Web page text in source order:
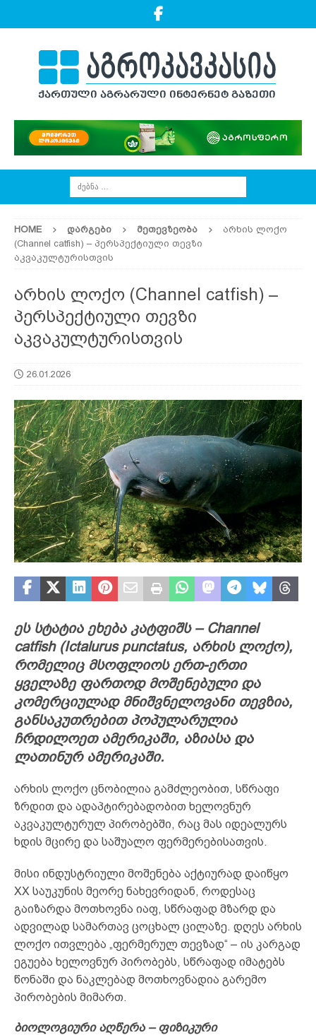
HOME ᲓᲐᲠᲒᲔᲑᲘ ᲛᲔᲗᲔᲕᲖᲔᲝᲑᲐ
არხის ლოქო
(Channel catfish) – პერსპექტიული თევზი
აკვაკულტურისთვის
არხის ლოქო (Channel catfish) –
პერსპექტიული თევზი
აკვაკულტურისთვის
26.01.2026
ეს სტატია ეხება კატფიშს – Channel
catfish (Ictalurus punctatus, არხის ლოქო),
რომელიც მსოფლიოს ერთ-ერთი
ყველაზე ფართოდ მოშენებული და
კომერციულად მნიშვნელოვანი თევზია,
განსაკუთრებით პოპულარულია
ჩრდილოეთ ამერიკაში, აზიასა და
ლათინურ ამერიკაში.
არხის ლოქო ცნობილია გამძლეობით, სწრაფი
ზრდით და ადაპტირებადობით ხელოვნურ
აკვაკულტურულ პირობებში, რაც მას იდეალურს
ხდის მცირე და საშუალო ფერმერებისათვის.
მისი ინდუსტრიული მოშენება აქტიურად დაიწყო
XX საუკუნის მეორე ნახევრიდან, როდესაც
გაიზარდა მოთხოვნა იაფ, სწრაფად მზარდ და
ადვილად სამართავ ცოცხალ ცილაზე. დღეს არხის
ლოქო ითვლება „ფერმერულ თევზად“ – ის კარგად
ეგუება ხელოვნურ პირობებს, სწრაფად იმატებს
წონაში და ნაკლებად მოთხოვნადია გარემო
პირობების მიმართ.
ბიოლოგიური აღწერა – ფიზიკური